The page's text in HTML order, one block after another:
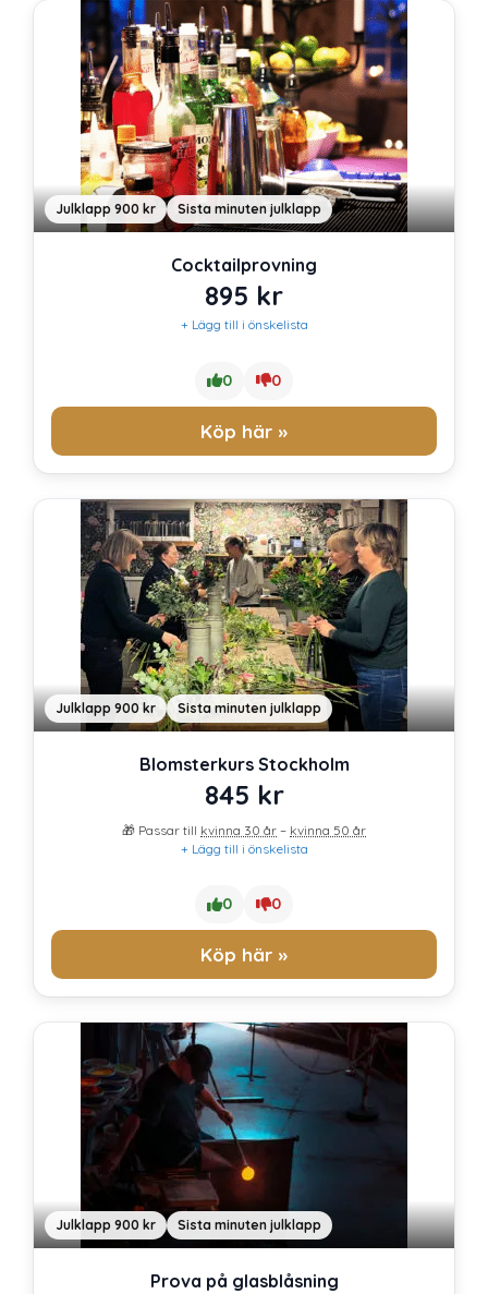
Julklapp 900 kr Sista minuten julklapp
Cocktailprovning
895 kr
+ Lägg till i önskelista
0 0
Köp här »
Julklapp 900 kr Sista minuten julklapp
Blomsterkurs Stockholm
845 kr
🎁 Passar till kvinna 30 år – kvinna 50 år
+ Lägg till i önskelista
0 0
Köp här »
Julklapp 900 kr Sista minuten julklapp
Prova på glasblåsning